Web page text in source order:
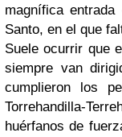
magnífica
Santo, en el que
Suele ocurrir que
siempre van
cumplieron los
Torrehandilla-
huérfanos de